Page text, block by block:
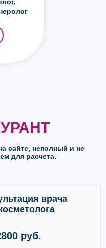
сайте, неполный и не
для расчета.
врача
руб.